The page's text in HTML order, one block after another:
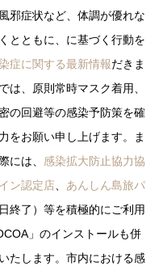
邪症状など、体調が優れな
とともに、に基づく行動を
症に関する最新情報だきま
は、原則常時マスク着用、
の回避等の感染予防策を確
をお願い申し上げます。ま
には、 感染拡大防止協力協
ン認定店、 あんしん島旅パ
終了）等を積極的にご利用
」のインストールも併
たします。市内における感